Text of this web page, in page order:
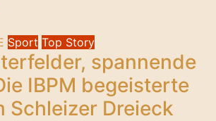
Sport Top Story
spannende
IBPM begeisterte
Schleizer Dreieck